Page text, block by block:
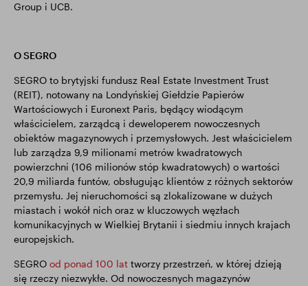
Group i UCB.
O SEGRO
SEGRO to brytyjski fundusz Real Estate Investment Trust
(REIT), notowany na Londyńskiej Giełdzie Papierów
Wartościowych i Euronext Paris, będący wiodącym
właścicielem, zarządcą i deweloperem nowoczesnych
obiektów magazynowych i przemysłowych. Jest właścicielem
lub zarządza 9,9 milionami metrów kwadratowych
powierzchni (106 milionów stóp kwadratowych) o wartości
20,9 miliarda funtów, obsługując klientów z różnych sektorów
przemysłu. Jej nieruchomości są zlokalizowane w dużych
miastach i wokół nich oraz w kluczowych węzłach
komunikacyjnych w Wielkiej Brytanii i siedmiu innych krajach
europejskich.
SEGRO od ponad 100 lat tworzy przestrzeń, w której dzieją
się rzeczy niezwykłe. Od nowoczesnych magazynów